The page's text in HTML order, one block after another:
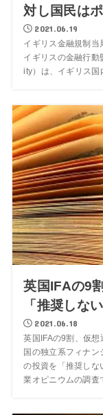
対し国民は
2021.06.19
イギリス金融規制当
イギリスの金融行
ity）は、イギリス国
英国IFAの9
「推奨しな
2021.06.18
英国IFAの9割、仮
国の独立系フィナ
の投資を「推奨しな
業オピニウムの調査